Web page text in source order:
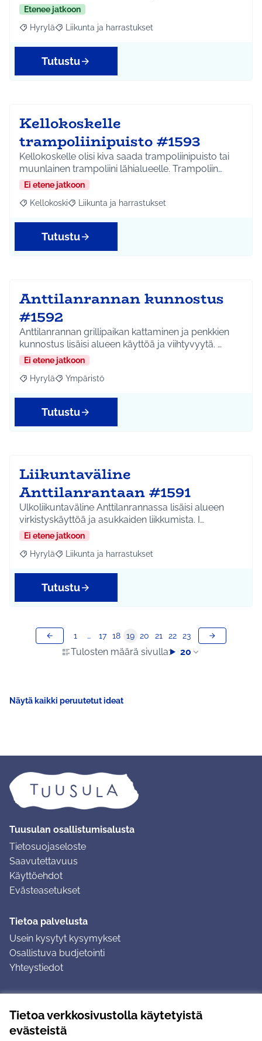
Tietoa verkkosivustolla käytetyistä
evästeistä
Etenee jatkoon
Rajaa tulokset aihepiirin mukaan: Hyrylä
Hyrylä Rajaa tulokset teeman mukaan: Liikunta ja
Liikunta ja harrastukset
Tutustu
Kellokoskelle
trampoliinipuisto #1593
Kellokoskelle olisi kiva saada trampoliinipuisto tai
muunlainen trampoliini lähialueelle. Trampoliin…
Ei etene jatkoon
Rajaa tulokset aihepiirin mukaan: Kellokoski
Kellokoski Rajaa tulokset teeman mukaan: Liikunta ja
Liikunta ja harrastukset
Tutustu
Anttilanrannan kunnostus
#1592
Anttilanrannan grillipaikan kattaminen ja penkkien
kunnostus lisäisi alueen käyttöä ja viihtyvyytä. …
Ei etene jatkoon
Rajaa tulokset aihepiirin mukaan: Hyrylä
Hyrylä Rajaa tulokset teeman mukaan: Ympäristö
Ympäristö
Tutustu
Liikuntaväline
Anttilanrantaan #1591
Ulkoliikuntaväline Anttilanrannassa lisäisi alueen
virkistyskäyttöä ja asukkaiden liikkumista. I…
Ei etene jatkoon
Rajaa tulokset aihepiirin mukaan: Hyrylä
Hyrylä Rajaa tulokset teeman mukaan: Liikunta ja
Liikunta ja harrastukset
Tutustu
Tulosten määrä sivulla: 20
1 … 17 18 19 20 21 22 23
Näytä kaikki peruutetut ideat
Tuusulan osallistumisalusta
Tietosuojaseloste
Saavutettavuus
Käyttöehdot
Evästeasetukset
Tietoa palvelusta
Usein kysytyt kysymykset
Osallistuva budjetointi
Yhteystiedot
Ohjeet kirjautumiseen
Ohjeet kommentin jättämiseen